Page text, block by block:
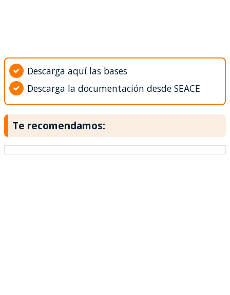
Descarga aquí las bases
Descarga la documentación desde SEACE
Te recomendamos: